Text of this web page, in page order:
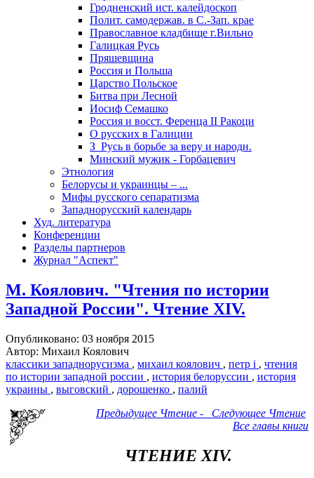
Гродненский ист. калейдоскоп
Полит. самодержав. в С.-Зап. крае
Православное кладбище г.Вильно
Галицкая Русь
Пряшевщина
Россия и Польша
Царство Польское
Битва при Лесной
Иосиф Семашко
Россия и восст. Ференца II Ракоци
О русских в Галиции
З_Русь в борьбе за веру и народн.
Минский мужик - Горбацевич
Этнология
Белорусы и украинцы – ...
Мифы русского сепаратизма
Западнорусский календарь
Худ. литература
Конференции
Разделы партнеров
Журнал "Аспект"
М. Коялович. "Чтения по истории
Западной России". Чтение ХІV.
Опубликовано: 03 ноября 2015
Автор: Михаил Коялович
классики западнорусизма , михаил коялович , петр i , чтения
по истории западной россии , история белоруссии , история
украины , выговский , дорошенко , палий
Предыдущее Чтение -
Следующее Чтение
Все главы книги
ЧТЕНИЕ ХІV.